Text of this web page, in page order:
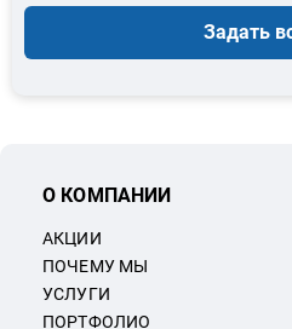
Задать
О КОМПАНИИ
АКЦИИ
ПОЧЕМУ МЫ
УСЛУГИ
ПОРТФОЛИО